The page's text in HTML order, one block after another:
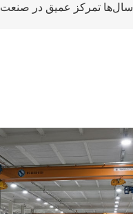
سال‌ها تمرکز عمیق در صنعت